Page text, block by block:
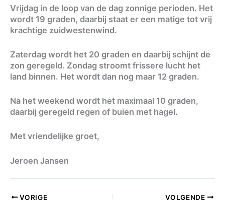
Vrijdag in de loop van de dag zonnige perioden. Het
wordt 19 graden, daarbij staat er een matige tot vrij
krachtige zuidwestenwind.
Zaterdag wordt het 20 graden en daarbij schijnt de
zon geregeld. Zondag stroomt frissere lucht het
land binnen. Het wordt dan nog maar 12 graden.
Na het weekend wordt het maximaal 10 graden,
daarbij geregeld regen of buien met hagel.
Met vriendelijke groet,
Jeroen Jansen
VORIGE VOLGENDE